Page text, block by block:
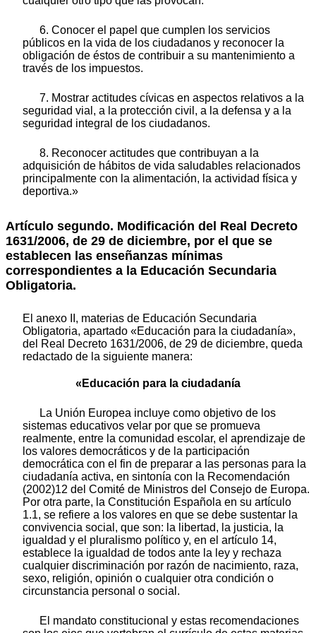
6. Conocer el papel que cumplen los servicios
públicos en la vida de los ciudadanos y reconocer la
obligación de éstos de contribuir a su mantenimiento a
través de los impuestos.
7. Mostrar actitudes cívicas en aspectos relativos a la
seguridad vial, a la protección civil, a la defensa y a la
seguridad integral de los ciudadanos.
8. Reconocer actitudes que contribuyan a la
adquisición de hábitos de vida saludables relacionados
principalmente con la alimentación, la actividad física y
deportiva.»
Artículo segundo. Modificación del Real Decreto
1631/2006, de 29 de diciembre, por el que se
establecen las enseñanzas mínimas
correspondientes a la Educación Secundaria
Obligatoria.
El anexo II, materias de Educación Secundaria
Obligatoria, apartado «Educación para la ciudadanía»,
del Real Decreto 1631/2006, de 29 de diciembre, queda
redactado de la siguiente manera:
«Educación para la ciudadanía
La Unión Europea incluye como objetivo de los
sistemas educativos velar por que se promueva
realmente, entre la comunidad escolar, el aprendizaje de
los valores democráticos y de la participación
democrática con el fin de preparar a las personas para la
ciudadanía activa, en sintonía con la Recomendación
(2002)12 del Comité de Ministros del Consejo de Europa.
Por otra parte, la Constitución Española en su artículo
1.1, se refiere a los valores en que se debe sustentar la
convivencia social, que son: la libertad, la justicia, la
igualdad y el pluralismo político y, en el artículo 14,
establece la igualdad de todos ante la ley y rechaza
cualquier discriminación por razón de nacimiento, raza,
sexo, religión, opinión o cualquier otra condición o
circunstancia personal o social.
El mandato constitucional y estas recomendaciones